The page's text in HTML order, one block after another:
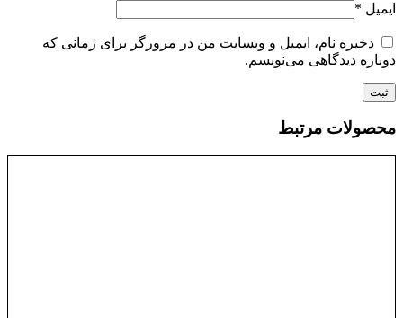
ایمیل *
ذخیره نام، ایمیل و وبسایت من در مرورگر برای زمانی که
دوباره دیدگاهی می‌نویسم.
محصولات مرتبط